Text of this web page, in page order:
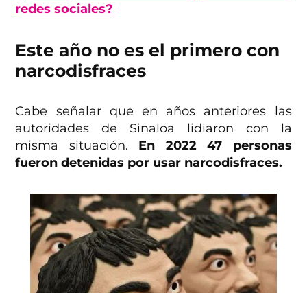
redes sociales?
Este año no es el primero con
narcodisfraces
Cabe señalar que en años anteriores las
autoridades de Sinaloa lidiaron con la
misma situación. En 2022 47 personas
fueron detenidas por usar narcodisfraces.